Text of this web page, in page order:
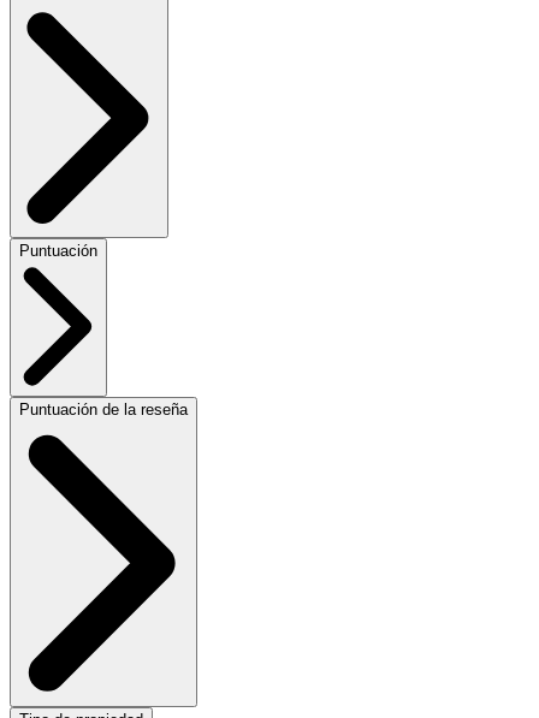
Puntuación
Puntuación de la reseña